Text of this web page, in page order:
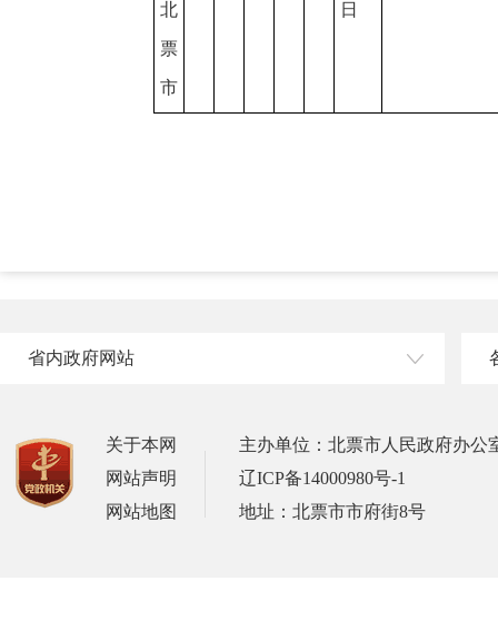
北
票
市
日
省内政府网站
关于本网
网站声明
网站地图
主办单位：北票市人民政府办公
辽ICP备14000980号-1
地址：北票市市府街8号